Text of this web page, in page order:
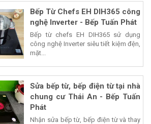
Bếp Từ Chefs EH DIH365 công
nghệ Inverter - Bếp Tuấn Phát
Bếp từ chefs EH DIH365 sử dụng
công nghệ Inverter siêu tiết kiệm đện,
mặt...
Sửa bếp từ, bếp điện từ tại nhà
chung cư Thái An - Bếp Tuấn
Phát
Nhận sửa bếp từ, bếp điện từ và thay